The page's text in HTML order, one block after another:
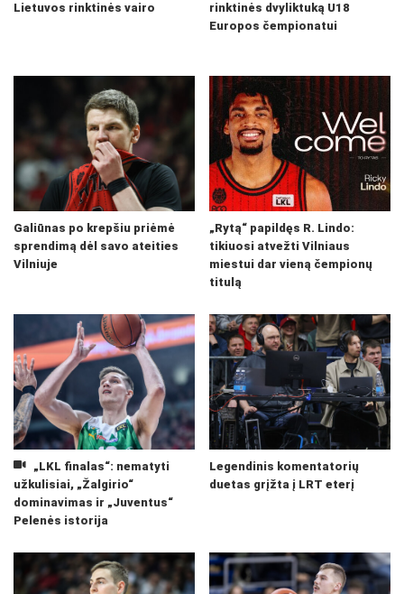
Lietuvos rinktinės vairo
rinktinės dvyliktuką U18
Europos čempionatui
Galiūnas po krepšiu priėmė
sprendimą dėl savo ateities
Vilniuje
„Rytą“ papildęs R. Lindo:
tikiuosi atvežti Vilniaus
miestui dar vieną čempionų
titulą
„LKL finalas“: nematyti
užkulisiai, „Žalgirio“
dominavimas ir „Juventus“
Pelenės istorija
Legendinis komentatorių
duetas grįžta į LRT eterį